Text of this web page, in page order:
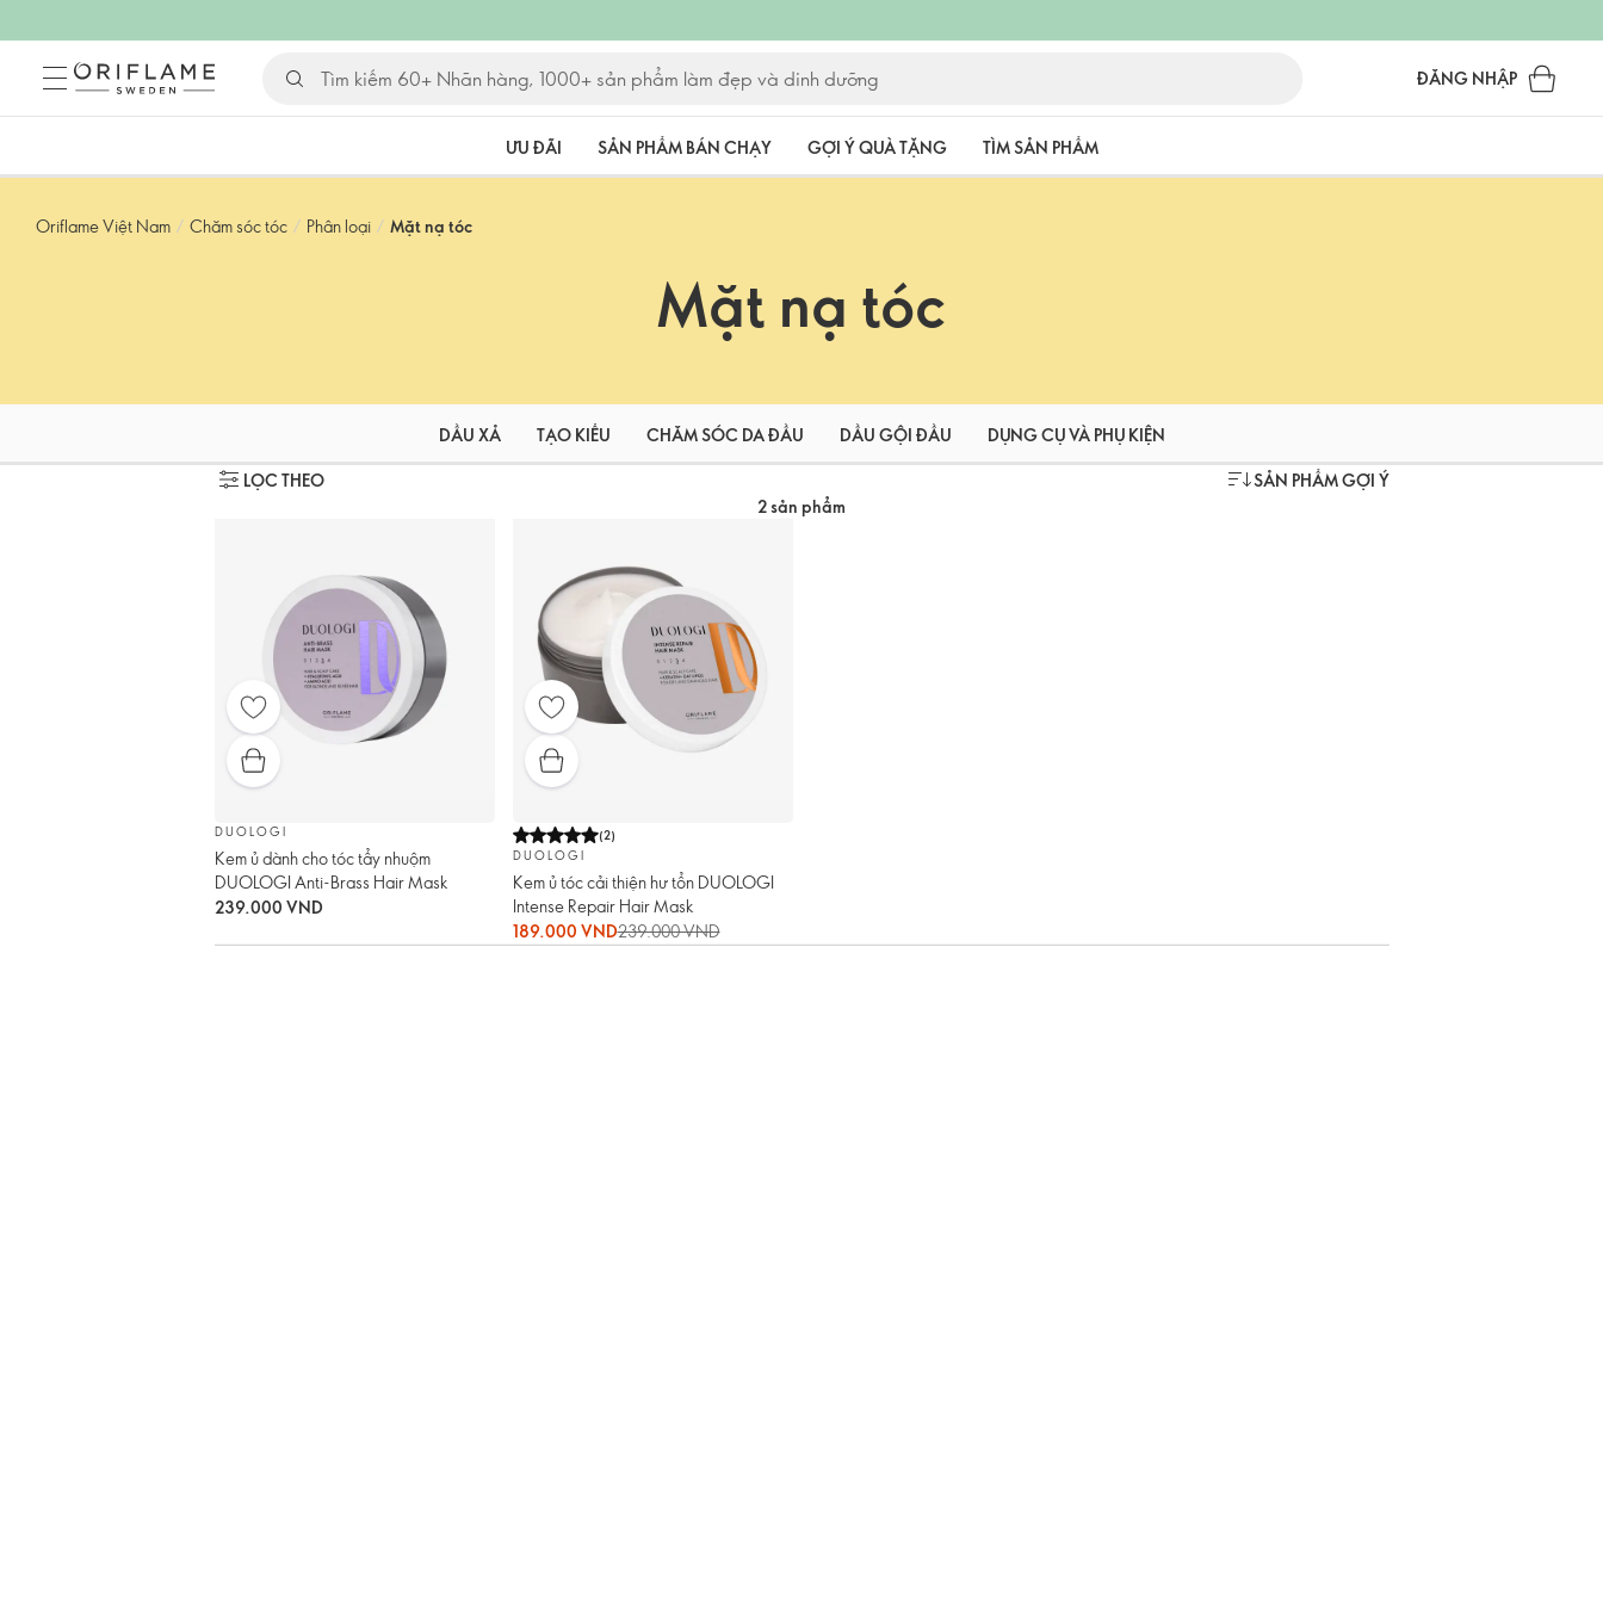
ĐĂNG NHẬP
ƯU ĐÃI SẢN PHẨM BÁN CHẠY GỢI Ý QUÀ TẶNG TÌM SẢN PHẨM
Oriflame Việt Nam / Chăm sóc tóc / Phân loại / Mặt nạ tóc
Mặt nạ tóc
DẦU XẢ TẠO KIỂU CHĂM SÓC DA ĐẦU DẦU GỘI ĐẦU
DỤNG CỤ VÀ PHỤ KIỆN
LỌC THEO
SẢN PHẨM GỢI Ý
2 sản phẩm
DUOLOGI
Kem ủ dành cho tóc tẩy nhuộm
DUOLOGI Anti-Brass Hair Mask
239.000 VND
(2)
DUOLOGI
Kem ủ tóc cải thiện hư tổn DUOLOGI
Intense Repair Hair Mask
189.000 VND239.000 VND